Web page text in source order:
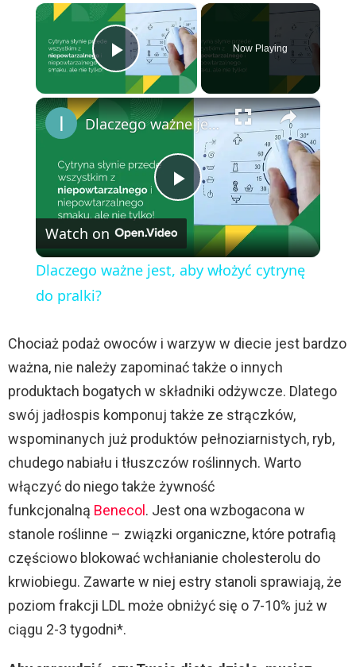
×
Play Video
Now Playing
×
P
l
y
V
i
d
e
o
Dlaczego ważne jest, aby włożyć cytrynę do pralki?
Watch on
Dlaczego ważne jest, aby włożyć cytrynę
do pralki?
Chociaż podaż owoców i warzyw w diecie jest bardzo
ważna, nie należy zapominać także o innych
produktach bogatych w składniki odżywcze. Dlatego
swój jadłospis komponuj także ze strączków,
wspominanych już produktów pełnoziarnistych, ryb,
chudego nabiału i tłuszczów roślinnych. Warto
włączyć do niego także żywność
funkcjonalną Benecol . Jest ona wzbogacona w
stanole roślinne – związki organiczne, które potrafią
częściowo blokować wchłanianie cholesterolu do
krwiobiegu. Zawarte w niej estry stanoli sprawiają, że
poziom frakcji LDL może obniżyć się o 7-10% już w
ciągu 2-3 tygodni*.